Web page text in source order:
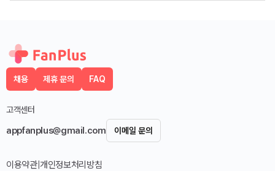
채용 제휴 문의 FAQ
고객센터
appfanplus@gmail.com 이메일 문의
이용약관|개인정보처리방침